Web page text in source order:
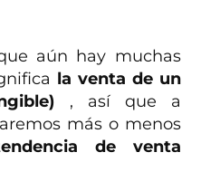
aún hay muchas
la venta de un
, así que a
más o menos
de venta